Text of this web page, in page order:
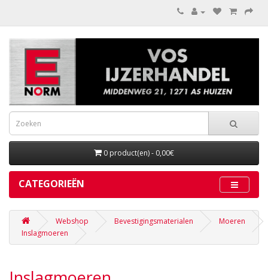
0 product(en) - 0,00€
CATEGORIEËN
Webshop Bevestigingsmaterialen
Moeren
Inslagmoeren